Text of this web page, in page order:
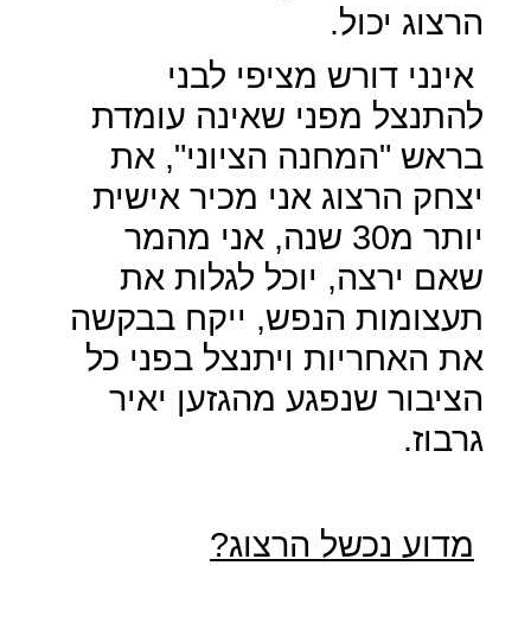
הרצוג יכול.
אינני דורש מציפי לבני
להתנצל מפני שאינה עומדת
בראש "המחנה הציוני", את
יצחק הרצוג אני מכיר אישית
יותר מ30 שנה, אני מהמר
שאם ירצה, יוכל לגלות את
תעצומות הנפש, ייקח בבקשה
את האחריות ויתנצל בפני כל
הציבור שנפגע מהגזען יאיר
גרבוז.
מדוע נכשל הרצוג?